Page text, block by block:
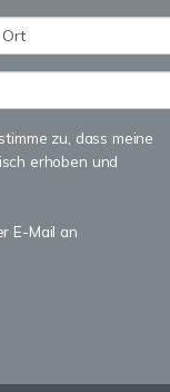
zu, dass meine
erhoben und
E-Mail an